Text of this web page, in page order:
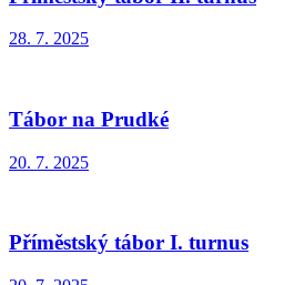
28. 7. 2025
Tábor na Prudké
20. 7. 2025
Příměstský tábor I. turnus